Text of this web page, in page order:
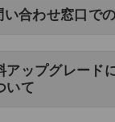
合わせ窓口で
アップグレード
いて